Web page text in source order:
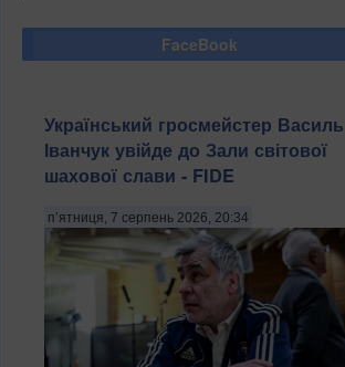
FaceBook
Український гросмейстер Василь
Іванчук увійде до Зали світової
шахової слави - FIDE
п’ятниця, 7 серпень 2026, 20:34